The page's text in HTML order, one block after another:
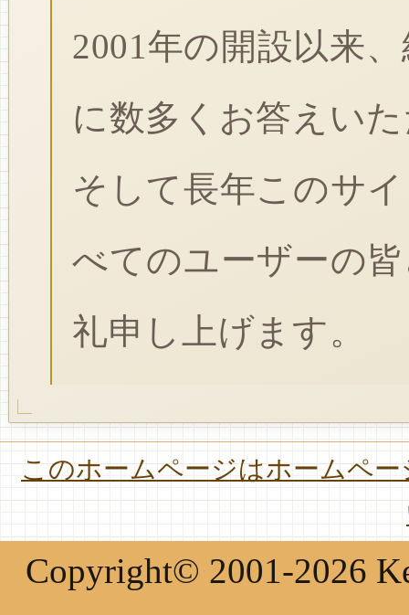
2001年の開設以来
に数多くお答えい
そして長年このサ
べてのユーザーの
礼申し上げます。
このホームページはホームペ
Copyright© 2001-2026